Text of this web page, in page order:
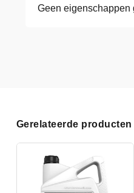
Geen eigenschappen
Gerelateerde producten